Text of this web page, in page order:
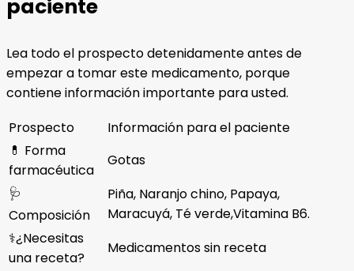
paciente
Lea todo el prospecto detenidamente antes de
empezar a tomar este medicamento, porque
contiene información importante para usted.
Prospecto
Información para el paciente
💊 Forma
farmacéutica
Gotas
🩺
Composición
Piña, Naranjo chino, Papaya,
Maracuyá, Té verde,Vitamina B6.
⚕️¿Necesitas
una receta?
Medicamentos sin receta